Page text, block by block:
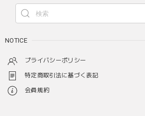
NOTICE
プライバシーポリシー
特定商取引法に基づく表記
会員規約